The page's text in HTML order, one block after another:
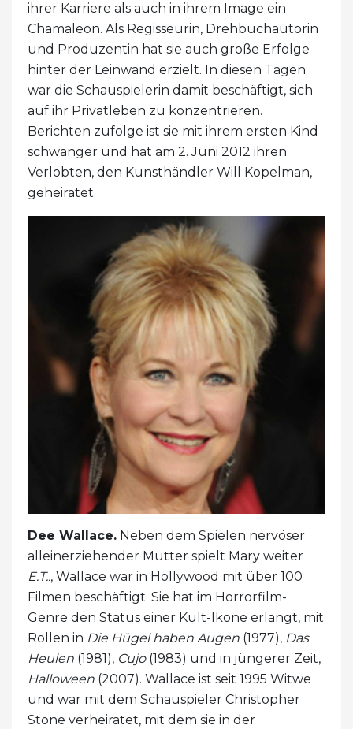
ihrer Karriere als auch in ihrem Image ein
Chamäleon. Als Regisseurin, Drehbuchautorin
und Produzentin hat sie auch große Erfolge
hinter der Leinwand erzielt. In diesen Tagen
war die Schauspielerin damit beschäftigt, sich
auf ihr Privatleben zu konzentrieren.
Berichten zufolge ist sie mit ihrem ersten Kind
schwanger und hat am 2. Juni 2012 ihren
Verlobten, den Kunsthändler Will Kopelman,
geheiratet.
Dee Wallace. Neben dem Spielen nervöser
alleinerziehender Mutter spielt Mary weiter
E.T.., Wallace war in Hollywood mit über 100
Filmen beschäftigt. Sie hat im Horrorfilm-
Genre den Status einer Kult-Ikone erlangt, mit
Rollen in Die Hügel haben Augen (1977), Das
Heulen (1981), Cujo(1983) und in jüngerer Zeit,
Halloween (2007). Wallace ist seit 1995 Witwe
und war mit dem Schauspieler Christopher
Stone verheiratet, mit dem sie in der